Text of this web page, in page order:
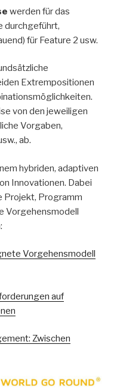
werden für das
durchgeführt,
für Feature 2 usw.
Extrempositionen
von den jeweiligen
Vorgaben,
ab.
hybriden, adaptiven
Innovationen. Dabei
Projekt, Programm
Vorgehensmodell
Vorgehensmodell
auf
Zwischen